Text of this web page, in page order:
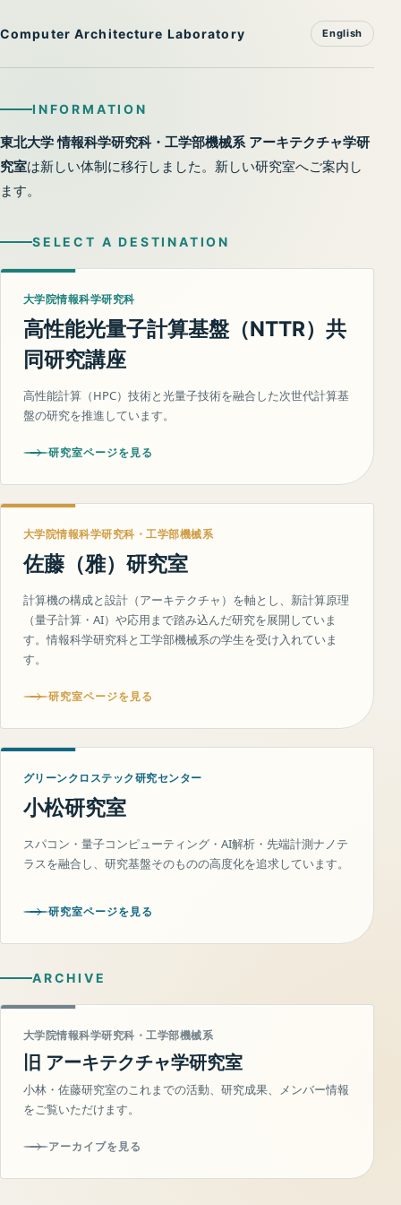
Computer Architecture Laboratory English
INFORMATION
東北大学 情報科学研究科・工学部機械系 アーキテクチャ学研
究室は新しい体制に移行しました。新しい研究室へご案内し
ます。
SELECT A DESTINATION
大学院情報科学研究科
高性能光量子計算基盤（NTTR）共
同研究講座
高性能計算（HPC）技術と光量子技術を融合した次世代計算基
盤の研究を推進しています。
研究室ページを見る
大学院情報科学研究科・工学部機械系
佐藤（雅）研究室
計算機の構成と設計（アーキテクチャ）を軸とし、新計算原理
（量子計算・AI）や応用まで踏み込んだ研究を展開していま
す。情報科学研究科と工学部機械系の学生を受け入れていま
す。
研究室ページを見る
グリーンクロステック研究センター
小松研究室
スパコン・量子コンピューティング・AI解析・先端計測ナノテ
ラスを融合し、研究基盤そのものの高度化を追求しています。
研究室ページを見る
ARCHIVE
大学院情報科学研究科・工学部機械系
旧 アーキテクチャ学研究室
小林・佐藤研究室のこれまでの活動、研究成果、メンバー情報
をご覧いただけます。
アーカイブを見る